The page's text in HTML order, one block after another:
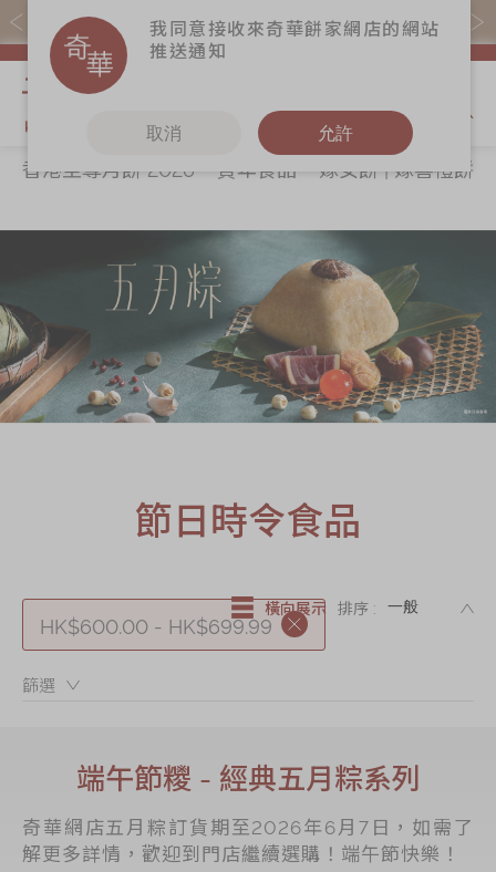
易賞錢會員憑推廣碼購買現貨產品可賺易賞錢($5=1分)
關於奇華
商務銷售
嫁喜須知
奇華網誌
奇華餅食
2026
賀年食品
嫁女餅 | 嫁喜禮
餅
手信禮品
節日時令食品
茗茶系列
奇華LINE
FRIENDS禮盒
更多
奇華工作坊
奇華茶室
聯絡奇華
加入奇華
香港至尊月餅 2026 賀年食品
嫁女餅 | 嫁喜禮餅
節日時令食品
HK$600.00 - HK$699.99
篩選：
橫向展示 排序 :
端午節糭 - 經典五月粽系列
奇華網店五月粽訂貨期至2026年6月7日，如需了
解更多詳情，歡迎到門店繼續選購！端午節快樂！
我同意接收來奇華餅家網店的網站
推送通知
取消 允許